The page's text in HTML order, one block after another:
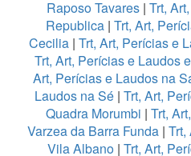
Raposo Tavares | Trt,
Republica| Trt, Art,
Cecilia | Trt, Art, Perícias e
Trt, Art, Perícias e Laudos
Art, Perícias e Laudos na
Laudos na Sé | Trt, Art,
Quadra Morumbi | Trt,
Varzea da Barra Funda | Trt,
Vila Albano| Trt, Art,